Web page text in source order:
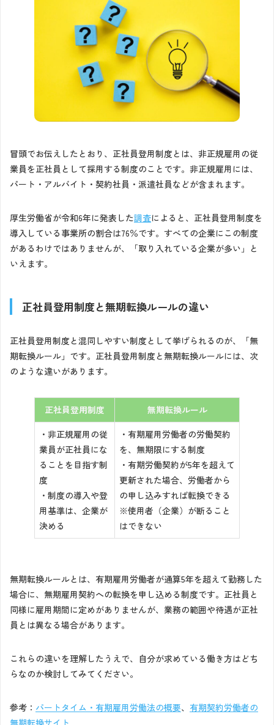
冒頭でお伝えしたとおり、正社員登用制度とは、非正規雇用の従
業員を正社員として採用する制度のことです。非正規雇用には、
パート・アルバイト・契約社員・派遣社員などが含まれます。
厚生労働省が令和6年に発表した調査によると、正社員登用制度を
導入している事業所の割合は76％です。すべての企業にこの制度
があるわけではありませんが、「取り入れている企業が多い」と
いえます。
正社員登用制度と無期転換ルールの違い
正社員登用制度と混同しやすい制度として挙げられるのが、「無
期転換ルール」です。正社員登用制度と無期転換ルールには、次
のような違いがあります。
正社員登用制度
無期転換ルール
・非正規雇用の従
業員が正社員にな
ることを目指す制
度
・制度の導入や登
用基準は、企業が
決める
・有期雇用労働者の労働契約
を、無期限にする制度
・有期労働契約が5年を超えて
更新された場合、労働者から
の申し込みすれば転換できる
※使用者（企業）が断ること
はできない
無期転換ルールとは、有期雇用労働者が通算5年を超えて勤務した
場合に、無期雇用契約への転換を申し込める制度です。正社員と
同様に雇用期間に定めがありませんが、業務の範囲や待遇が正社
員とは異なる場合があります。
これらの違いを理解したうえで、自分が求めている働き方はどち
らなのか検討してみてください。
参考： パートタイム・有期雇用労働法の概要、 有期契約労働者の